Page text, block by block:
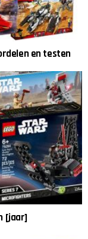
en testen
[jaar]